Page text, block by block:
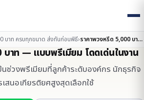
บาท ครบทุกขนาด ส่งทันก่อนพิธี› ราคาพวงหรีด 5,000 บาท — แบบพรีเมียม โดดเด่นในงาน
บาท — แบบพรีเมียม โดดเด่นในงาน
ช่วงพรีเมียมที่ลูกค้าระดับองค์กร นักธุรกิจ
สนอเกียรติยศสูงสุดเลือกใช้